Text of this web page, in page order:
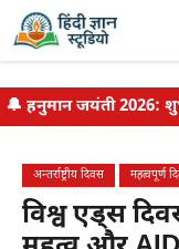
Skip
🔔 हनुमान जयंती 2026:
अन्तर्राष्ट्रीय दिवस महत्वपूर्ण
विश्व एड्स